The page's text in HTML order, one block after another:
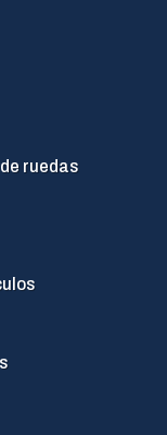
ruedas